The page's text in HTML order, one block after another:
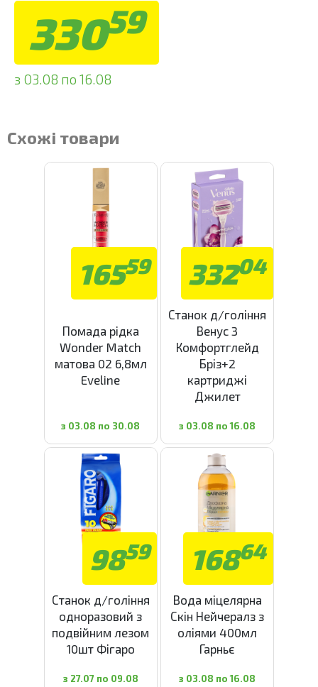
33059
з 03.08 по 16.08
Схожі товари
16559
Помада рідка
Wonder Match
матова 02 6,8мл
Eveline
з 03.08 по 30.08
33204
Станок д/гоління
Венус 3
Комфортглейд
Бріз+2
картриджі
Джилет
з 03.08 по 16.08
9859
Станок д/гоління
одноразовий з
подвійним лезом
10шт Фігаро
з 27.07 по 09.08
16864
Вода міцелярна
Скін Нейчералз з
оліями 400мл
Гарньє
з 03.08 по 16.08